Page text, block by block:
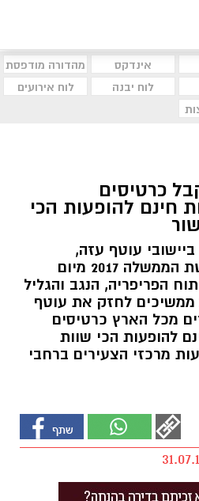
אינדקס
מהדורה מודפסת
לוח יבנה
לוח אירועים
כרטיסים
חינם להופעות הכי
עוטף עזה,
ובהתאם לתיקון החלטת הממשלה 2017 מיום
לפיתוח הפריפריה, הנגב והגליל
ממשיכים לחזק את עוטף
מכל הארץ כרטיסים
להופעות הכי שוות
מרכזי הצעירים ברחבי